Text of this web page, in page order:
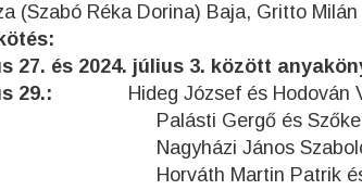
(Szabó Réka Dorina) Baja, Gritto
27. és 2024. július 3. között
29.: Hideg József és Hodován
Gergő és Szőke
János Szabolcs és
Martin Patrik és